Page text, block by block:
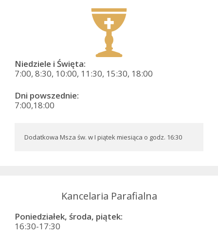
Niedziele i Święta:
7:00, 8:30, 10:00, 11:30, 15:30, 18:00
Dni powszednie:
7:00,18:00
Dodatkowa Msza św. w I piątek miesiąca o godz. 16:30
Kancelaria Parafialna
Poniedziałek, środa, piątek:
16:30-17:30